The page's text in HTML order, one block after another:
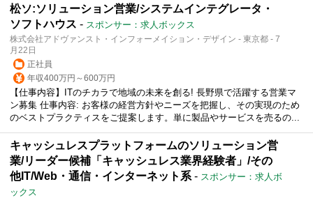
松ソ:ソリューション営業/システムインテグレータ・
ソフトハウス - スポンサー：求人ボックス
株式会社アドヴァンスト・インフォーメイション・デザイン - 東京都 - 7
月22日
正社員
年収400万円～600万円
【仕事内容】ITのチカラで地域の未来を創る! 長野県で活躍する営業マ
ン募集 仕事内容: お客様の経営方針やニーズを把握し、その実現のため
のベストプラクティスをご提案します。単に製品やサービスを売るの...
キャッシュレスプラットフォームのソリューション営
業/リーダー候補「キャッシュレス業界経験者」/その
他IT/Web・通信・インターネット系 - スポンサー：求人ボ
ックス